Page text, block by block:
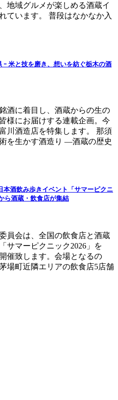
地域グルメが楽しめる酒蔵イ
ています。 普段はなかなか入
ｰ 米と技を磨き、想いを紡ぐ栃木の酒
酒に着目し、酒蔵からの生の
様にお届けする連載企画。今
川酒造店を特集します。 那須
を生かす酒造り ―酒蔵の歴史
本酒飲み歩きイベント「サマーピクニ
ら酒蔵・飲食店が集結
員会は、全国の飲⾷店と酒蔵
サマーピクニック2026」を
催致します。会場となるの
場町近隣エリアの飲食店5店舗